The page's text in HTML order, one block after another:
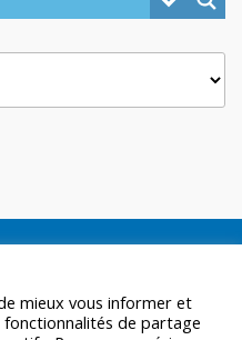
mieux vous informer et
de partage